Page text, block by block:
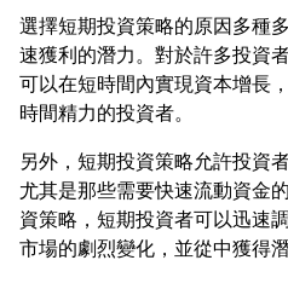
選擇短期投資策略的原因多種
速獲利的潛力。對於許多投資
可以在短時間內實現資本增長
另外，短期投資策略允許投資
尤其是那些需要快速流動資金
資策略，短期投資者可以迅速